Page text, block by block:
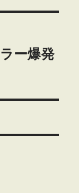
ー爆発